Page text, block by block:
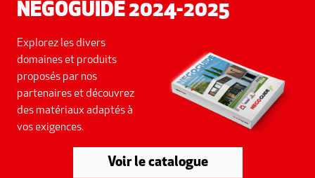
NEGOGUIDE 2024-2025
Explorez les divers
domaines et produits
proposés par nos
partenaires et découvrez
des matériaux adaptés à
vos exigences.
Voir le catalogue